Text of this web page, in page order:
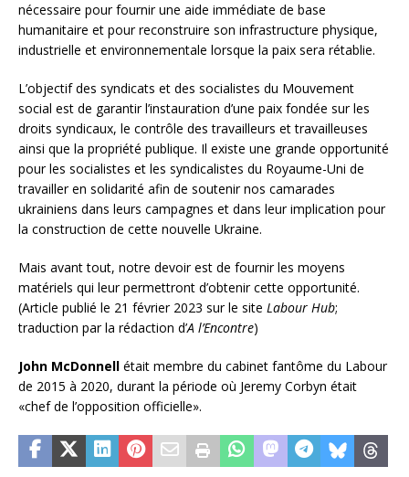
nécessaire pour fournir une aide immédiate de base
humanitaire et pour reconstruire son infrastructure physique,
industrielle et environnementale lorsque la paix sera rétablie.
L’objectif des syndicats et des socialistes du Mouvement
social est de garantir l’instauration d’une paix fondée sur les
droits syndicaux, le contrôle des travailleurs et travailleuses
ainsi que la propriété publique. Il existe une grande opportunité
pour les socialistes et les syndicalistes du Royaume-Uni de
travailler en solidarité afin de soutenir nos camarades
ukrainiens dans leurs campagnes et dans leur implication pour
la construction de cette nouvelle Ukraine.
Mais avant tout, notre devoir est de fournir les moyens
matériels qui leur permettront d’obtenir cette opportunité.
(Article publié le 21 février 2023 sur le site Labour Hub;
traduction par la rédaction d’A l’Encontre)
John McDonnell était membre du cabinet fantôme du Labour
de 2015 à 2020, durant la période où Jeremy Corbyn était
«chef de l’opposition officielle».